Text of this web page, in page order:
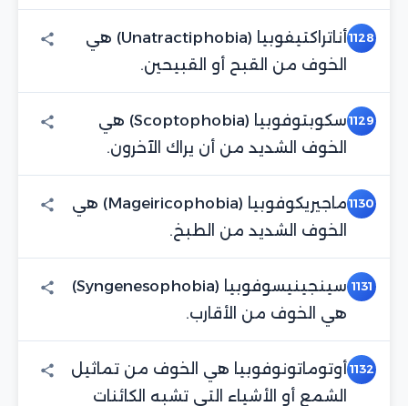
1128
أناتراكتيفوبيا (Unatractiphobia) هي
الخوف من القبح أو القبيحين.
1129
سكوبتوفوبيا (Scoptophobia) هي
الخوف الشديد من أن يراك الآخرون.
1130
ماجيريكوفوبيا (Mageiricophobia) هي
الخوف الشديد من الطبخ.
1131
سينجينيسوفوبيا (Syngenesophobia)
هي الخوف من الأقارب.
1132 أوتوماتونوفوبيا هي الخوف من تماثيل
الشمع أو الأشياء التي تشبه الكائنات